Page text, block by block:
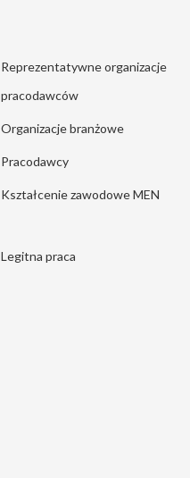
Reprezentatywne organizacje
pracodawców
Organizacje branżowe
Pracodawcy
Kształcenie zawodowe MEN
Legitna praca